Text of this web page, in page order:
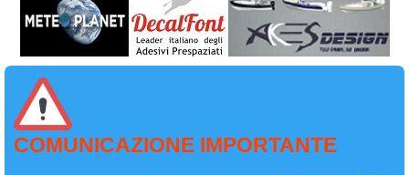
COMUNICAZIONE IMPORTANTE